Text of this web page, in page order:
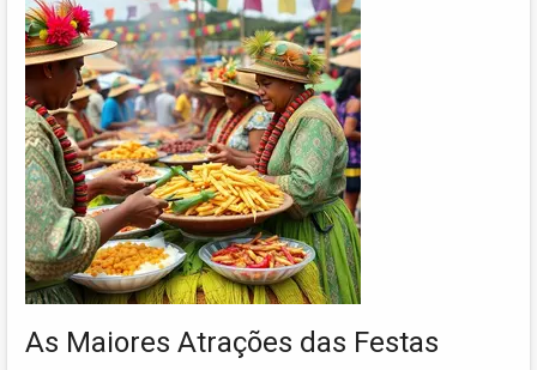
As Maiores Atrações das Festas